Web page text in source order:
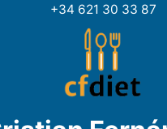
+34 621 30 33 87